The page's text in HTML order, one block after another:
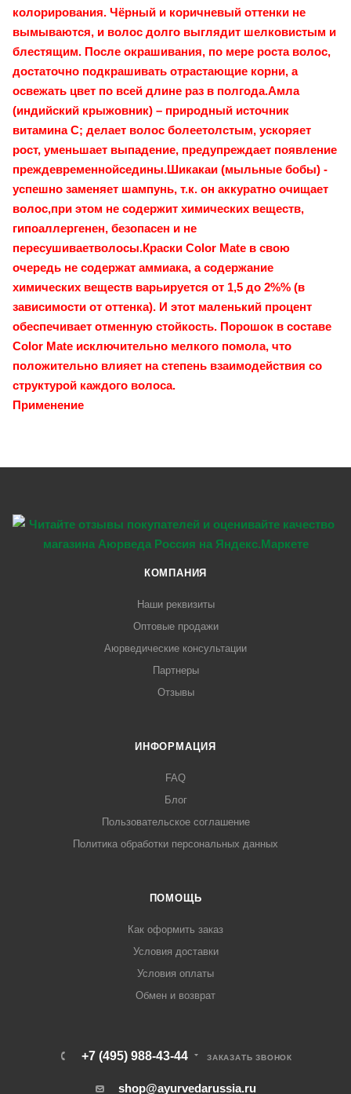
колорирования. Чёрный и коричневый оттенки не
вымываются, и волос долго выглядит шелковистым и
блестящим. После окрашивания, по мере роста волос,
достаточно подкрашивать отрастающие корни, а
освежать цвет по всей длине раз в полгода.Амла
(индийский крыжовник) – природный источник
витамина С; делает волос болеетолстым, ускоряет
рост, уменьшает выпадение, предупреждает появление
преждевременнойседины.Шикакаи (мыльные бобы) -
успешно заменяет шампунь, т.к. он аккуратно очищает
волос,при этом не содержит химических веществ,
гипоаллергенен, безопасен и не
пересушиваетволосы.Краски Color Mate в свою
очередь не содержат аммиака, а содержание
химических веществ варьируется от 1,5 до 2%% (в
зависимости от оттенка). И этот маленький процент
обеспечивает отменную стойкость. Порошок в составе
Color Mate исключительно мелкого помола, что
положительно влияет на степень взаимодействия со
структурой каждого волоса.
Применение
КОМПАНИЯ
Наши реквизиты
Оптовые продажи
Аюрведические консультации
Партнеры
Отзывы
ИНФОРМАЦИЯ
FAQ
Блог
Пользовательское соглашение
Политика обработки персональных данных
ПОМОЩЬ
Как оформить заказ
Условия доставки
Условия оплаты
Обмен и возврат
+7 (495) 988-43-44 ЗАКАЗАТЬ ЗВОНОК
shop@ayurvedarussia.ru